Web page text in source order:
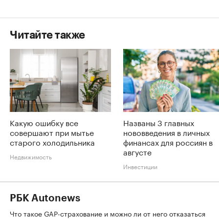
Читайте также
Какую ошибку все
совершают при мытье
старого холодильника
Недвижимость
Названы 3 главных
нововведения в личных
финансах для россиян в
августе
Инвестиции
РБК Autonews
Что такое GAP-страхование и можно ли от него отказаться